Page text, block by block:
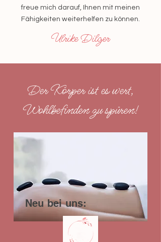
freue mich darauf, Ihnen mit meinen
Fähigkeiten weiterhelfen zu können.
Ulrike Dilger
Der Körper ist es wert,
Wohlbefinden zu spüren!
Neu bei uns: